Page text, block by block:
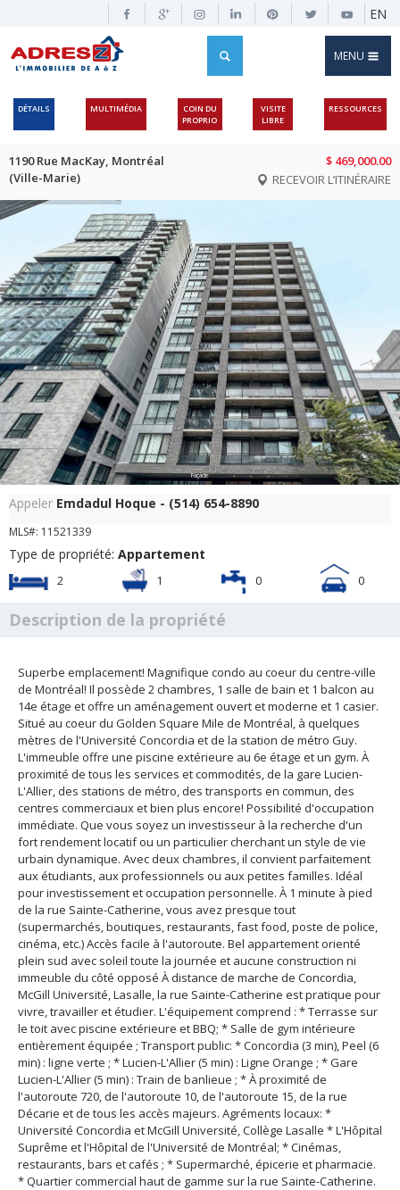
EN
MENU
DÉTAILS MULTIMÉDIA
COIN DU
PROPRIO
VISITE
LIBRE
RESSOURCES
1190 Rue MacKay, Montréal
(Ville-Marie)
$ 469,000.00
RECEVOIR L’ITINÉRAIRE
Façade
Appeler Emdadul Hoque - (514) 654-8890
MLS#: 11521339
Type de propriété: Appartement
2 1 0 0
Description de la propriété
Superbe emplacement! Magnifique condo au coeur du centre-ville
de Montréal! Il possède 2 chambres, 1 salle de bain et 1 balcon au
14e étage et offre un aménagement ouvert et moderne et 1 casier.
Situé au coeur du Golden Square Mile de Montréal, à quelques
mètres de l'Université Concordia et de la station de métro Guy.
L'immeuble offre une piscine extérieure au 6e étage et un gym. À
proximité de tous les services et commodités, de la gare Lucien-
L'Allier, des stations de métro, des transports en commun, des
centres commerciaux et bien plus encore! Possibilité d'occupation
immédiate. Que vous soyez un investisseur à la recherche d'un
fort rendement locatif ou un particulier cherchant un style de vie
urbain dynamique. Avec deux chambres, il convient parfaitement
aux étudiants, aux professionnels ou aux petites familles. Idéal
pour investissement et occupation personnelle. À 1 minute à pied
de la rue Sainte-Catherine, vous avez presque tout
(supermarchés, boutiques, restaurants, fast food, poste de police,
cinéma, etc.) Accès facile à l'autoroute. Bel appartement orienté
plein sud avec soleil toute la journée et aucune construction ni
immeuble du côté opposé À distance de marche de Concordia,
McGill Université, Lasalle, la rue Sainte-Catherine est pratique pour
vivre, travailler et étudier. L'équipement comprend : * Terrasse sur
le toit avec piscine extérieure et BBQ; * Salle de gym intérieure
entièrement équipée ; Transport public: * Concordia (3 min), Peel (6
min) : ligne verte ; * Lucien-L'Allier (5 min) : Ligne Orange ; * Gare
Lucien-L'Allier (5 min) : Train de banlieue ; * À proximité de
l'autoroute 720, de l'autoroute 10, de l'autoroute 15, de la rue
Décarie et de tous les accès majeurs. Agréments locaux: *
Université Concordia et McGill Université, Collège Lasalle * L'Hôpital
Suprême et l'Hôpital de l'Université de Montréal; * Cinémas,
restaurants, bars et cafés ; * Supermarché, épicerie et pharmacie.
* Quartier commercial haut de gamme sur la rue Sainte-Catherine.